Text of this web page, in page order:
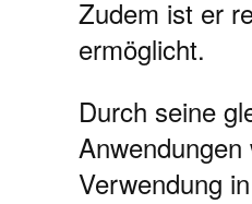
Zudem ist er
ermöglicht.
Durch seine
Verwendung